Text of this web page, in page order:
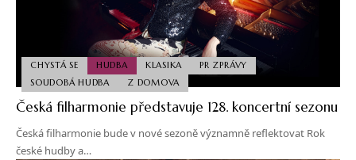
CHYSTÁ SE HUDBA KLASIKA
PR ZPRÁVY
SOUDOBÁ HUDBA
Z DOMOVA
Česká filharmonie představuje 128. koncertní sezonu
Česká filharmonie bude v nové sezoně významně reflektovat Rok
české hudby a…